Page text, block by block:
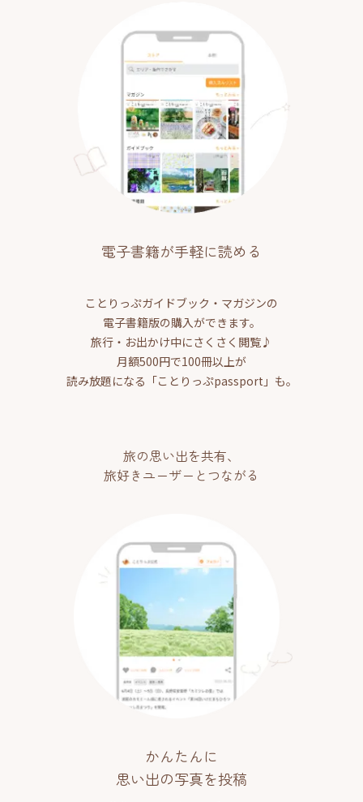
電子書籍が手軽に読める
ことりっぷガイドブック・マガジンの
電子書籍版の購入ができます。
旅行・お出かけ中にさくさく閲覧♪
月額500円で100冊以上が
読み放題になる「ことりっぷpassport」も。
旅の思い出を共有、
旅好きユーザーとつながる
かんたんに
思い出の写真を投稿